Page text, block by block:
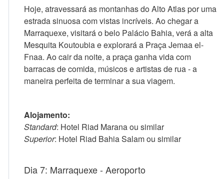
Hoje, atravessará as montanhas do Alto Atlas por uma
estrada sinuosa com vistas incríveis. Ao chegar a
Marraquexe, visitará o belo Palácio Bahia, verá a alta
Mesquita Koutoubia e explorará a Praça Jemaa el-
Fnaa. Ao cair da noite, a praça ganha vida com
barracas de comida, músicos e artistas de rua - a
maneira perfeita de terminar a sua viagem.
Alojamento:
Standard: Hotel Riad Marana ou similar
Superior: Hotel Riad Bahia Salam ou similar
Dia 7: Marraquexe - Aeroporto